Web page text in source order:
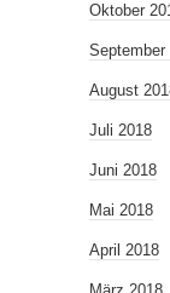
Oktober
September
August
Juli 2018
Juni 2018
Mai 2018
April 2018